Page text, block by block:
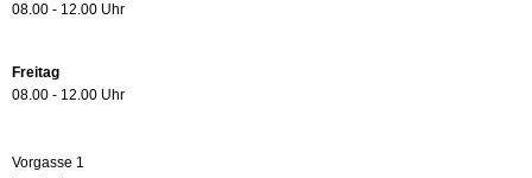
08.00 - 12.00 Uhr
Freitag
08.00 - 12.00 Uhr
Vorgasse 1